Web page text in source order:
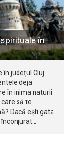
în
în județul Cluj
deja
în inima naturii
să te
Dacă ești gata